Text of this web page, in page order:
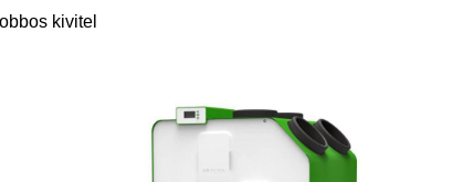
kivitel